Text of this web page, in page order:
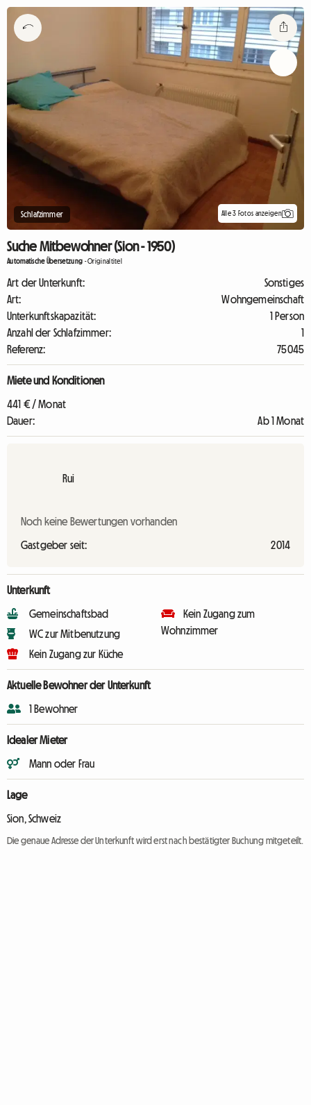
Schlafzimmer Alle 3 Fotos anzeigen
Suche Mitbewohner (Sion - 1950)
Automatische Übersetzung -Originaltitel
Art der Unterkunft:
Sonstiges
Art:
Wohngemeinschaft
Unterkunftskapazität:
1 Person
Anzahl der Schlafzimmer:
1
Referenz:
75045
Miete und Konditionen
441 € / Monat
Dauer:
Ab 1 Monat
Rui
Noch keine Bewertungen vorhanden
Gastgeber seit: 2014
Unterkunft
Gemeinschaftsbad
WC zur Mitbenutzung
Kein Zugang zur Küche
Kein Zugang zum
Wohnzimmer
Aktuelle Bewohner der Unterkunft
1 Bewohner
Idealer Mieter
Mann oder Frau
Lage
Sion, Schweiz
Die genaue Adresse der Unterkunft wird erst nach bestätigter Buchung mitgeteilt.